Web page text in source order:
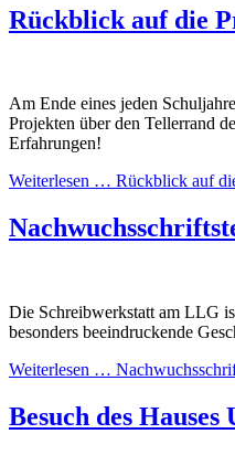
Rückblick auf die
Am Ende eines jeden
Projekten über den Tellerrand
Erfahrungen!
Weiterlesen … Rückblick auf
Die Schreibwerkstatt am LLG
besonders beeindruckende
Weiterlesen …
Besuch des Hauses